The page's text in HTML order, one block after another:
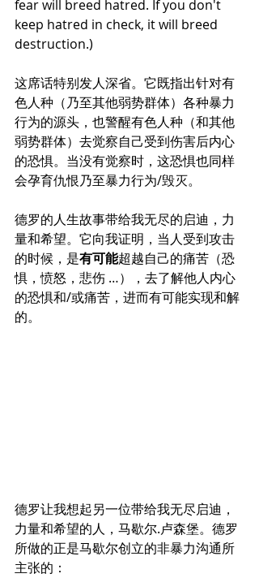
fear will breed hatred. If you don't
keep hatred in check, it will breed
destruction.)
这席话特别发人深省。它既指出针对有
色人种（乃至其他弱势群体）各种暴力
行为的源头，也警醒有色人种（和其他
弱势群体）去觉察自己受到伤害后内心
的恐惧。当没有觉察时，这恐惧也同样
会孕育仇恨乃至暴力行为/毁灭。
德罗的人生故事带给我无尽的启迪，力
量和希望。它向我证明，当人受到攻击
的时候，是有可能超越自己的痛苦（恐
惧，愤怒，悲伤 …），去了解他人内心
的恐惧和/或痛苦，进而有可能实现和解
的。
德罗让我想起另一位带给我无尽启迪，
力量和希望的人，马歇尔.卢森堡。德罗
所做的正是马歇尔创立的非暴力沟通所
主张的：